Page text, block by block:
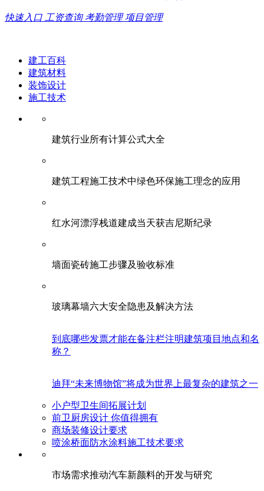
快速入口 工资查询 考勤管理 项目管理
建工百科
建筑材料
装饰设计
施工技术
建筑行业所有计算公式大全
建筑工程施工技术中绿色环保施工理念的应用
红水河漂浮栈道建成当天获吉尼斯纪录
墙面瓷砖施工步骤及验收标准
玻璃幕墙六大安全隐患及解决方法
到底哪些发票才能在备注栏注明建筑项目地点和名
称？
迪拜“未来博物馆”将成为世界上最复杂的建筑之一
小户型卫生间拓展计划
前卫厨房设计 你值得拥有
商场装修设计要求
喷涂桥面防水涂料施工技术要求
市场需求推动汽车新颜料的开发与研究